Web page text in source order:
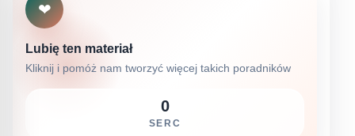
❤
Lubię ten materiał
Kliknij i pomóż nam tworzyć więcej takich poradników
0
SERC